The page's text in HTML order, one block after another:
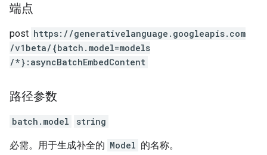
端点
post https: / /generativelanguage.googleapis.com
/v1beta/{batch.model=models
/*}:asyncBatchEmbedContent
路径参数
batch.model string
必需。用于生成补全的 Model 的名称。